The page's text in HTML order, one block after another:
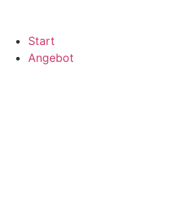
Start
Angebot